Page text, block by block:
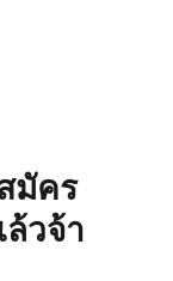
มัคร
วจ้า